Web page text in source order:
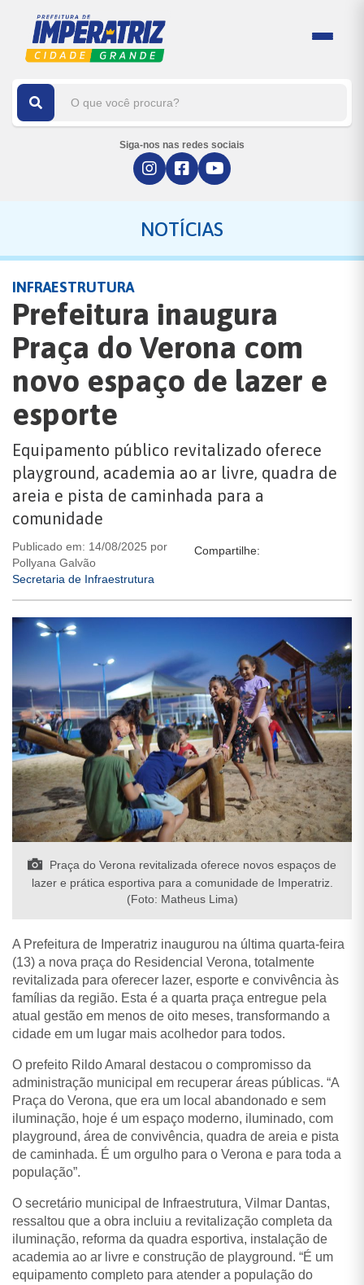
Siga-nos nas redes sociais
NOTÍCIAS
INFRAESTRUTURA
Prefeitura inaugura
Praça do Verona com
novo espaço de lazer e
esporte
Equipamento público revitalizado oferece
playground, academia ao ar livre, quadra de
areia e pista de caminhada para a
comunidade
Publicado em: 14/08/2025 por
Pollyana Galvão
Secretaria de Infraestrutura
Compartilhe:
Praça do Verona revitalizada oferece novos espaços de
lazer e prática esportiva para a comunidade de Imperatriz.
(Foto: Matheus Lima)
A Prefeitura de Imperatriz inaugurou na última quarta-feira
(13) a nova praça do Residencial Verona, totalmente
revitalizada para oferecer lazer, esporte e convivência às
famílias da região. Esta é a quarta praça entregue pela
atual gestão em menos de oito meses, transformando a
cidade em um lugar mais acolhedor para todos.
O prefeito Rildo Amaral destacou o compromisso da
administração municipal em recuperar áreas públicas. “A
Praça do Verona, que era um local abandonado e sem
iluminação, hoje é um espaço moderno, iluminado, com
playground, área de convivência, quadra de areia e pista
de caminhada. É um orgulho para o Verona e para toda a
população”.
O secretário municipal de Infraestrutura, Vilmar Dantas,
ressaltou que a obra incluiu a revitalização completa da
iluminação, reforma da quadra esportiva, instalação de
academia ao ar livre e construção de playground. “É um
equipamento completo para atender a população do